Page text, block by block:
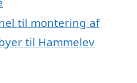
til montering af
til Hammelev